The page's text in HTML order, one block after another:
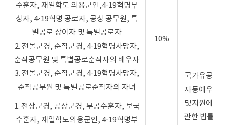
수훈자, 재일학도 의용군인,4·19혁명부
상자, 4·19혁명 공로자, 공상 공무원, 특
별공로 상이자 및 특별공로자
2. 전몰군경, 순직군경, 4·19혁명사망자,
순직공무원 및 특별공로순직자의 배우자
3. 전몰군경, 순직군경, 4·19혁명사망자,
순직공무원 및 특별공로순직자의 자녀
10%
국가유공
자등예우
및지원에
관한 법률
1. 전상군경, 공상군경, 무공수훈자, 보국
수훈자, 재일학도의용군인, 4·19혁명부